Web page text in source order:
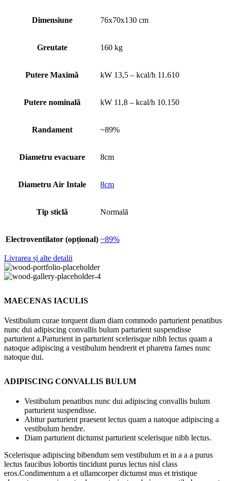
Dimensiune 76x70x130 cm
Greutate 160 kg
Putere Maximă kW 13,5 – kcal/h 11.610
Putere nominală kW 11,8 – kcal/h 10.150
Randament ~89%
Diametru evacuare 8cm
Diametru Air Intale 8cm
Tip sticlă Normală
Electroventilator (opțional) ~89%
Livrarea și alte detalii
MAECENAS IACULIS
Vestibulum curae torquent diam diam commodo parturient penatibus
nunc dui adipiscing convallis bulum parturient suspendisse
parturient a.Parturient in parturient scelerisque nibh lectus quam a
natoque adipiscing a vestibulum hendrerit et pharetra fames nunc
natoque dui.
ADIPISCING CONVALLIS BULUM
Vestibulum penatibus nunc dui adipiscing convallis bulum
parturient suspendisse.
Abitur parturient praesent lectus quam a natoque adipiscing a
vestibulum hendre.
Diam parturient dictumst parturient scelerisque nibh lectus.
Scelerisque adipiscing bibendum sem vestibulum et in a a a purus
lectus faucibus lobortis tincidunt purus lectus nisl class
eros.Condimentum a et ullamcorper dictumst mus et tristique